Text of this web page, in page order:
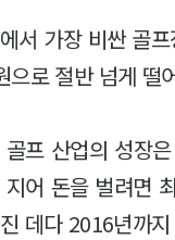
서 가장 비싼 골
으로 절반 넘게 떨
프 산업의 성장
지어 돈을 벌려면
데다 2016년까